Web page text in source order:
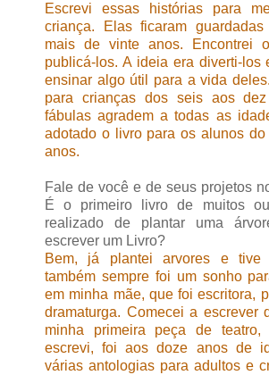
Escrevi essas histórias para
criança. Elas ficaram
mais de vinte anos. Encontrei
publicá-los. A ideia era diverti-los
ensinar algo útil para a vida
para crianças dos seis aos
fábulas agradem a todas as
adotado o livro para os alunos
anos.
Fale de você e de seus projetos
É o primeiro livro de muitos
realizado de plantar uma
escrever um Livro?
Bem, já plantei arvores e tive
também sempre foi um sonho
em minha mãe, que foi escritora,
dramaturga. Comecei a escrever
minha primeira peça de
escrevi, foi aos doze anos de
várias antologias para adultos e